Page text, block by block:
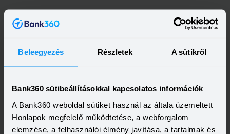
Beleegyezés Részletek A sütikről
Bank360 sütibeállításokkal kapcsolatos információk
A Bank360 weboldal sütiket használ az általa üzemeltett
Honlapok megfelelő működtetése, a webforgalom
elemzése, a felhasználói élmény javítása, a tartalmak és
Kapcsolódó címkék